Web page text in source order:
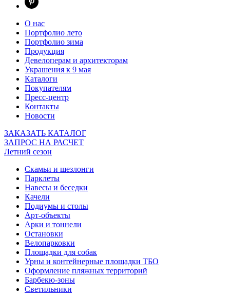
О нас
Портфолио лето
Портфолио зима
Продукция
Девелоперам и архитекторам
Украшения к 9 мая
Каталоги
Покупателям
Пресс-центр
Контакты
Новости
ЗАКАЗАТЬ КАТАЛОГ
ЗАПРОС НА РАСЧЕТ
Летний сезон
Скамьи и шезлонги
Парклеты
Навесы и беседки
Качели
Подиумы и столы
Арт-объекты
Арки и тоннели
Остановки
Велопарковки
Площадки для собак
Урны и контейнерные площадки ТБО
Оформление пляжных территорий
Барбекю-зоны
Светильники